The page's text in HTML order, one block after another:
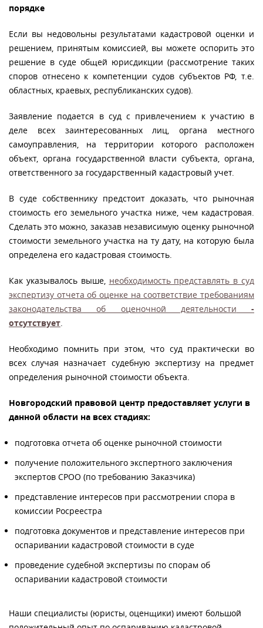
порядке
Если вы недовольны результатами кадастровой оценки и
решением, принятым комиссией, вы можете оспорить это
решение в суде общей юрисдикции (рассмотрение таких
споров отнесено к компетенции судов субъектов РФ, т.е.
областных, краевых, республиканских судов).
Заявление подается в суд с привлечением к участию в
деле всех заинтересованных лиц, органа местного
самоуправления, на территории которого расположен
объект, органа государственной власти субъекта, органа,
ответственного за государственный кадастровый учет.
В суде собственнику предстоит доказать, что рыночная
стоимость его земельного участка ниже, чем кадастровая.
Сделать это можно, заказав независимую оценку рыночной
стоимости земельного участка на ту дату, на которую была
определена его кадастровая стоимость.
Как указывалось выше, необходимость представлять в суд
экспертизу отчета об оценке на соответствие требованиям
законодательства об оценочной деятельности -
отсутствует.
Необходимо помнить при этом, что суд практически во
всех случая назначает судебную экспертизу на предмет
определения рыночной стоимости объекта.
Новгородский правовой центр предоставляет услуги в
данной области на всех стадиях:
подготовка отчета об оценке рыночной стоимости
получение положительного экспертного заключения
экспертов СРОО (по требованию Заказчика)
представление интересов при рассмотрении спора в
комиссии Росреестра
подготовка документов и представление интересов при
оспаривании кадастровой стоимости в суде
проведение судебной экспертизы по спорам об
оспаривании кадастровой стоимости
Наши специалисты (юристы, оценщики) имеют большой